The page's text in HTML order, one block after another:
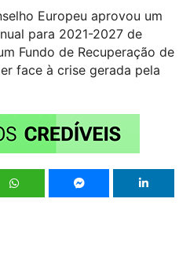
Europeu aprovou um
para 2021-2027 de
Fundo de Recuperação de
face à crise gerada pela